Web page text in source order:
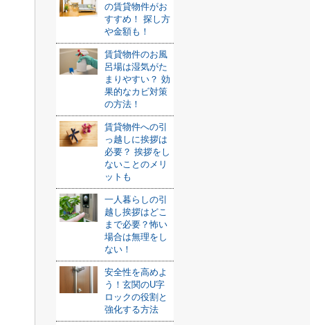
の賃貸物件がお
すすめ！ 探し方
や金額も！
賃貸物件のお風
呂場は湿気がた
まりやすい？ 効
果的なカビ対策
の方法！
賃貸物件への引
っ越しに挨拶は
必要？ 挨拶をし
ないことのメリ
ットも
一人暮らしの引
越し挨拶はどこ
まで必要？怖い
場合は無理をし
ない！
安全性を高めよ
う！玄関のU字
ロックの役割と
強化する方法